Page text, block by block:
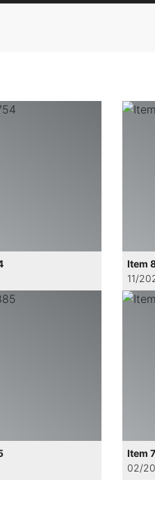
Item
11/
Item
02/